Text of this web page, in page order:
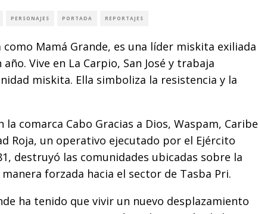
PERSONAJES PORTADA REPORTAJES
Mamá Grande, es una líder miskita exiliada
Vive en La Carpio, San José y trabaja
miskita. Ella simboliza la resistencia y la
la comarca Cabo Gracias a Dios, Waspam, Caribe
Roja, un operativo ejecutado por el Ejército
destruyó las comunidades ubicadas sobre la
forzada hacia el sector de Tasba Pri.
ha tenido que vivir un nuevo desplazamiento